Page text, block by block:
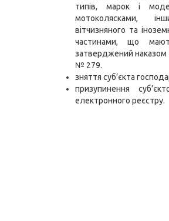
типів, марок і
мотоколясками,
вітчизняного та
частинами, що
затверджений наказом
№ 279.
зняття суб’єкта
призупинення
електронного реєстру.